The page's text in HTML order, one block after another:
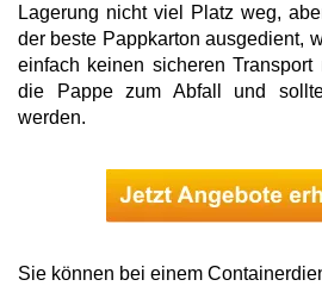
Lagerung nicht viel Platz weg,
der beste Pappkarton ausgedient,
einfach keinen sicheren Transport
die Pappe zum Abfall und
werden.
Sie können bei einem